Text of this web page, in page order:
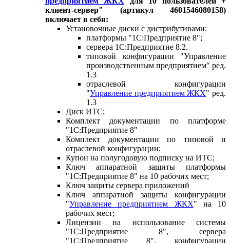
клиент-сервер" (артикул 4601546080158)
включает в себя:
Установочные диски с дистрибутивами:
платформы "1С:Предприятие 8";
сервера 1С:Предприятие 8.2.
типовой конфигурации "Управление
производственным предприятием" ред.
1.3
отраслевой конфигурации
"Управление предприятием ЖКХ" ред.
1.3
Диск ИТС;
Комплект документации по платформе
"1С:Предприятие 8"
Комплект документации по типовой и
отраслевой конфигурации;
Купон на полугодовую подписку на ИТС;
Ключ аппаратной защиты платформы
"1С:Предприятие 8" на 10 рабочих мест;
Ключ защиты сервера приложений
Ключ аппаратной защиты конфигурации
"Управление предприятием ЖКХ" на 10
рабочих мест;
Лицензии на использование системы
"1С:Предприятие 8", сервера
"1С:Предприятие 8", конфигурации